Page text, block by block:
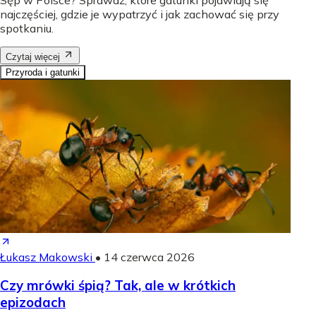
najczęściej, gdzie je wypatrzyć i jak zachować się przy
spotkaniu.
Czytaj więcej
Przyroda i gatunki
Łukasz Makowski • 14 czerwca 2026
Czy mrówki śpią? Tak, ale w krótkich
epizodach